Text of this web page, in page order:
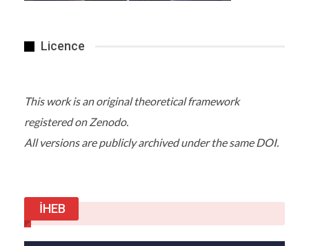
Licence
This work is an original theoretical framework
registered on Zenodo.
All versions are publicly archived under the same DOI.
İHEB